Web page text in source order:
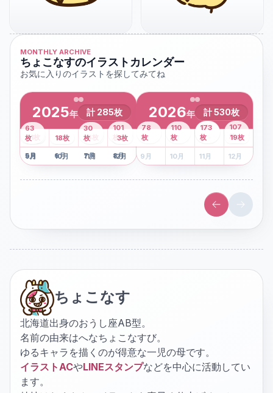
MONTHLY ARCHIVE
ちょこなすのイラストカレンダー
お気に入りのイラストを探してみてね
2025年 計 285枚
1月
2枚 2月 3月 4月
8枚
5月
41 枚
6月
13枚
7月
6枚
8月
101
枚
9月
63
枚
10月
18枚
11月
30
枚
12月
3枚
2026年 計530枚
1月 2月 3月
43
枚
4月
107
枚
5 月
78
枚
6月
110
枚
7月
173
枚
8月
19枚
9 月 10月 11月 12月
ちょこなす
北海道出身のおうし座AB型。
名前の由来はへなちょこなすび。
ゆるキャラを描くのが得意な一児の母です。
イラストACやLINEスタンプなどを中心に活動してい
ます。